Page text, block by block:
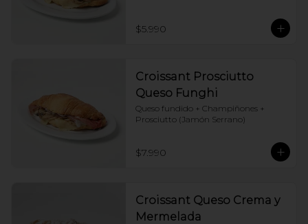
$5.990
Croissant Prosciutto
Queso Funghi
Queso fundido + Champiñones +
Prosciutto (Jamón Serrano)
$7.990
Croissant Queso Crema y
Mermelada